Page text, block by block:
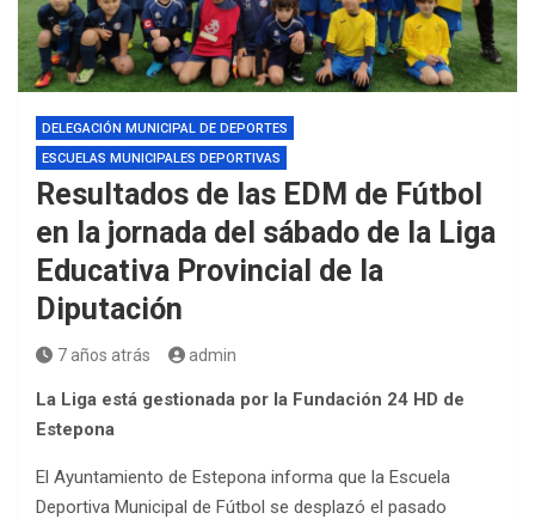
DELEGACIÓN MUNICIPAL DE DEPORTES
ESCUELAS MUNICIPALES DEPORTIVAS
Resultados de las EDM de Fútbol
en la jornada del sábado de la Liga
Educativa Provincial de la
Diputación
7 años atrás admin
La Liga está gestionada por la Fundación 24 HD de
Estepona
El Ayuntamiento de Estepona informa que la Escuela
Deportiva Municipal de Fútbol se desplazó el pasado